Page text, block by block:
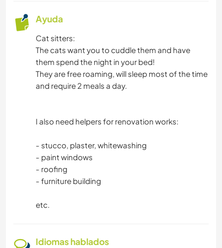
Ayuda
Cat sitters:
The cats want you to cuddle them and have
them spend the night in your bed!
They are free roaming, will sleep most of the time
and require 2 meals a day.
I also need helpers for renovation works:
- stucco, plaster, whitewashing
- paint windows
- roofing
- furniture building
etc.
Idiomas hablados